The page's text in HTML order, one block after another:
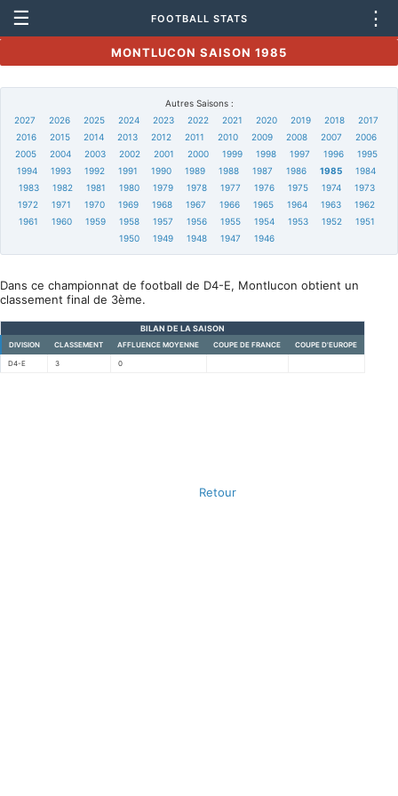
☰ FOOTBALL STATS ⋮
MONTLUCON SAISON 1985
Autres Saisons :
2027
2026 2025 2024 2023 2022 2021 2020 2019 2018
2017
2016
2015 2014 2013 2012 2011 2010 2009 2008 2007
2006
2005
2004 2003 2002 2001 2000 1999 1998 1997 1996
1995
1994
1993 1992 1991 1990 1989 1988 1987 1986 1985
1984
1983
1982 1981 1980 1979 1978 1977 1976 1975 1974
1973
1972
1971 1970 1969 1968 1967 1966 1965 1964 1963
1962
1961
1960 1959 1958 1957 1956 1955 1954 1953 1952
1951
1950
1949 1948 1947 1946
Dans ce championnat de football de D4-E, Montlucon obtient un
classement final de 3ème.
BILAN DE LA SAISON
DIVISION CLASSEMENT AFFLUENCE MOYENNE COUPE DE FRANCE COUPE D'EUROPE
D4-E 3 0
Retour